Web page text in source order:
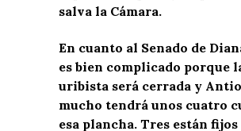
salva la Cámara.
En cuanto al Senado de
es bien complicado porque
uribista será cerrada y
mucho tendrá unos cuatro
esa plancha. Tres están fijos